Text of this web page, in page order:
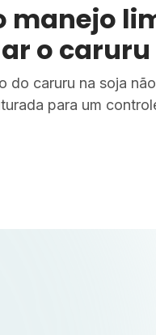
manejo
o caruru
do caruru na soja
para um